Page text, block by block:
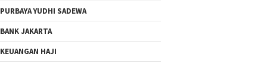
PURBAYA YUDHI SADEWA
BANK JAKARTA
KEUANGAN HAJI